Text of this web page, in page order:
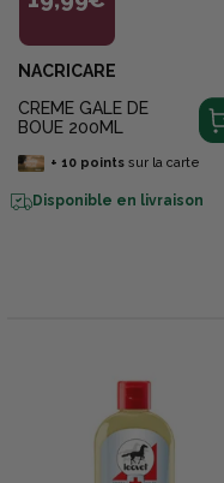
NACRICARE
CREME GALE DE
BOUE 200ML
+ 10pointssur la carte
Disponible en livraison